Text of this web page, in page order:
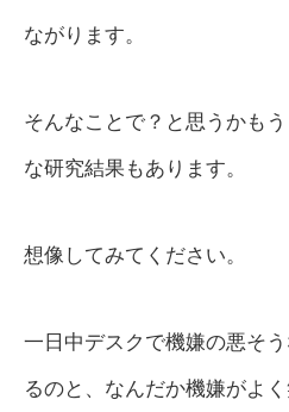
ながります。
そんなことで？と思うかも
な研究結果もあります。
想像してみてください。
一日中デスクで機嫌の悪そ
るのと、なんだか機嫌がよ